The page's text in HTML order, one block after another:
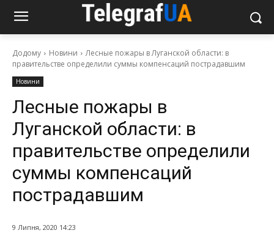
Додому Новини
Лесные пожары в Луганской области: в
правительстве определили суммы компенсаций пострадавшим
Новини
Лесные пожары в
Луганской области: в
правительстве определили
суммы компенсаций
пострадавшим
9 Липня, 2020 14:23